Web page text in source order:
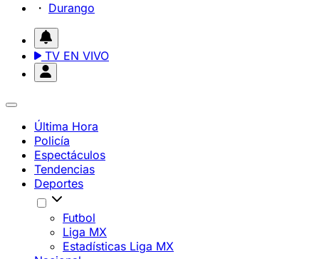
Durango
TV EN VIVO
Última Hora
Policía
Espectáculos
Tendencias
Deportes
Futbol
Liga MX
Estadísticas Liga MX